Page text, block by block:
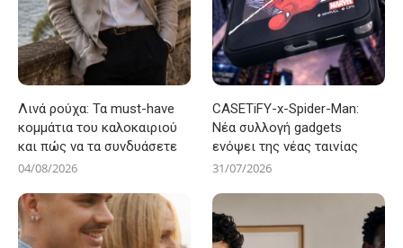
Λινά ρούχα: Τα must-have
κομμάτια του καλοκαιριού
και πώς να τα συνδυάσετε
04/08/2026
CASETiFY-x-Spider-Man:
Νέα συλλογή gadgets
ενόψει της νέας ταινίας
31/07/2026